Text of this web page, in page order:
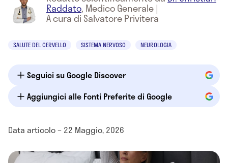
Raddato, Medico Generale|
A cura di Salvatore Privitera
SALUTE DEL CERVELLO SISTEMA NERVOSO NEUROLOGIA
Seguici su Google Discover
Aggiungici alle Fonti Preferite di Google
Data articolo – 22 Maggio, 2026